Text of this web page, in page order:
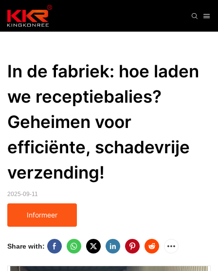
In de fabriek: hoe laden
we receptiebalies?
Geheimen voor
efficiënte, schadevrije
verzending!
2025-09-11
Informeer
Share with: